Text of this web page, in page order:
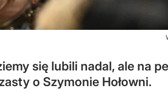
się lubili nadal, ale na
o Szymonie Hołowni.